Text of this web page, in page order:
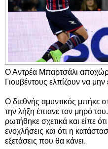
Ο Αντρέα Μπαρτσάλι
Γιουβέντους ελπίζουν να μην
Ο διεθνής αμυντικός μπήκε
την λήξη έπιανε τον μηρό
ρωτήθηκε σχετικά και είπε
ενοχλήσεις και ότι η
εξετάσεις που θα κάνει.